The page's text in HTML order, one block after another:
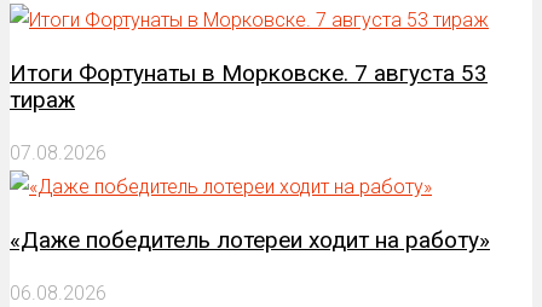
Итоги Фортунаты в Морковске. 7 августа 53
тираж
07.08.2026
«Даже победитель лотереи ходит на работу»
06.08.2026